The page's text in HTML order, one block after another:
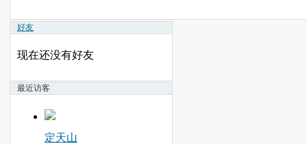
好友
现在还没有好友
最近访客
定天山